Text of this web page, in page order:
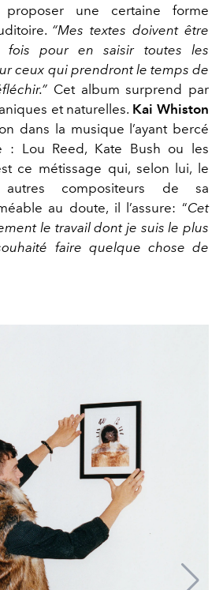
proposer une certaine forme
“Mes textes doivent être
fois pour en saisir toutes les
ceux qui prendront le temps de
Cet album surprend par
et naturelles. Kai Whiston
dans la musique l’ayant bercé
: Lou Reed, Kate Bush ou les
ce métissage qui, selon lui, le
compositeurs de sa
au doute, il l’assure: “Cet
le travail dont je suis le plus
faire quelque chose de